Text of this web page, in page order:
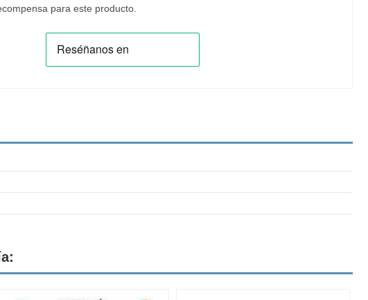
para este producto.